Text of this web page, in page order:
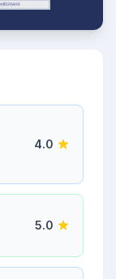
4.0
5.0